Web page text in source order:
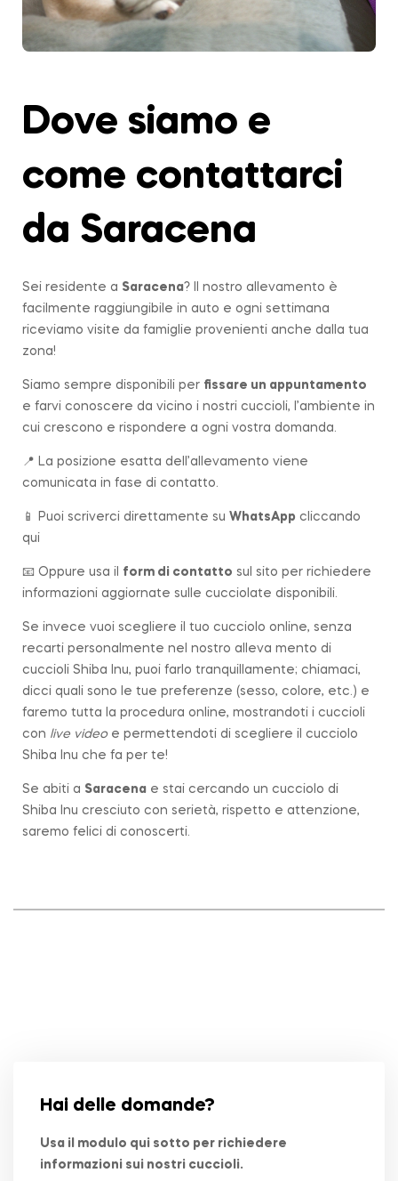
Dove siamo e
come contattarci
da Saracena
Sei residente a Saracena? Il nostro allevamento è
facilmente raggiungibile in auto e ogni settimana
riceviamo visite da famiglie provenienti anche dalla tua
zona!
Siamo sempre disponibili per fissare un appuntamento
e farvi conoscere da vicino i nostri cuccioli, l’ambiente in
cui crescono e rispondere a ogni vostra domanda.
📍 La posizione esatta dell’allevamento viene
comunicata in fase di contatto.
📱 Puoi scriverci direttamente su WhatsApp cliccando
qui
📧 Oppure usa il form di contatto sul sito per richiedere
informazioni aggiornate sulle cucciolate disponibili.
Se invece vuoi scegliere il tuo cucciolo online, senza
recarti personalmente nel nostro alleva mento di
cuccioli Shiba Inu, puoi farlo tranquillamente; chiamaci,
dicci quali sono le tue preferenze (sesso, colore, etc.) e
faremo tutta la procedura online, mostrandoti i cuccioli
con live videoe permettendoti di scegliere il cucciolo
Shiba Inu che fa per te!
Se abiti a Saracena e stai cercando un cucciolo di
Shiba Inu cresciuto con serietà, rispetto e attenzione,
saremo felici di conoscerti.
Hai delle domande?
Usa il modulo qui sotto per richiedere
informazioni sui nostri cuccioli.